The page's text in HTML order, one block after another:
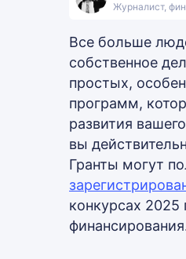
Журналист,
Все больше
собственное
простых,
программ,
развития
вы
Гранты могут
конкурсах